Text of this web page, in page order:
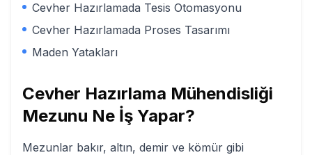
Cevher Hazırlamada Tesis Otomasyonu
Cevher Hazırlamada Proses Tasarımı
Maden Yatakları
Cevher Hazırlama Mühendisliği
Mezunu Ne İş Yapar?
Mezunlar bakır, altın, demir ve kömür gibi